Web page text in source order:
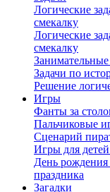
Логические
смекалку
Логические
смекалку
Занимательные
Задачи по
Решение
Игры
Фанты за
Пальчиковые
Сценарий
Игры для
День рождения
праздника
Загадки